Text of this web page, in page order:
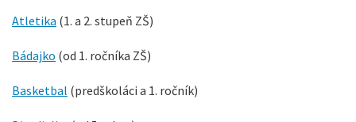
Atletika (1. a 2. stupeň ZŠ)
Bádajko (od 1. ročníka ZŠ)
Basketbal (predškoláci a 1. ročník)